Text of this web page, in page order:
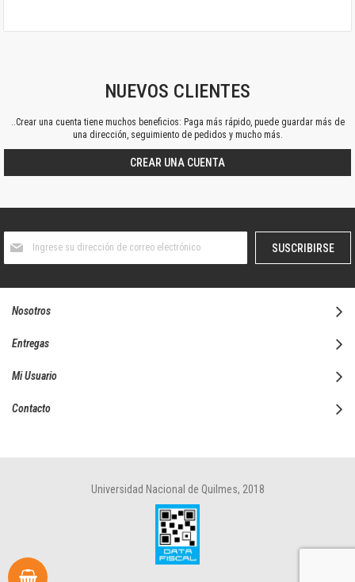
NUEVOS CLIENTES
..Crear una cuenta tiene muchos beneficios: Paga más rápido, puede guardar más de
una dirección, seguimiento de pedidos y mucho más.
CREAR UNA CUENTA
boletín
SUSCRIBIRSE
Nosotros
Entregas
Mi Usuario
Contacto
Universidad Nacional de Quilmes, 2018